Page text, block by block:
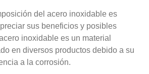
del acero inoxidable es
sus beneficios y posibles
inoxidable es un material
en diversos productos debido a su
a la corrosión.